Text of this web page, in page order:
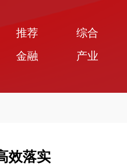
推荐 综合
金融
产业
效落实